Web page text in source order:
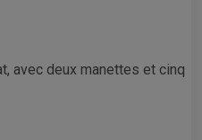
avec deux manettes et cinq